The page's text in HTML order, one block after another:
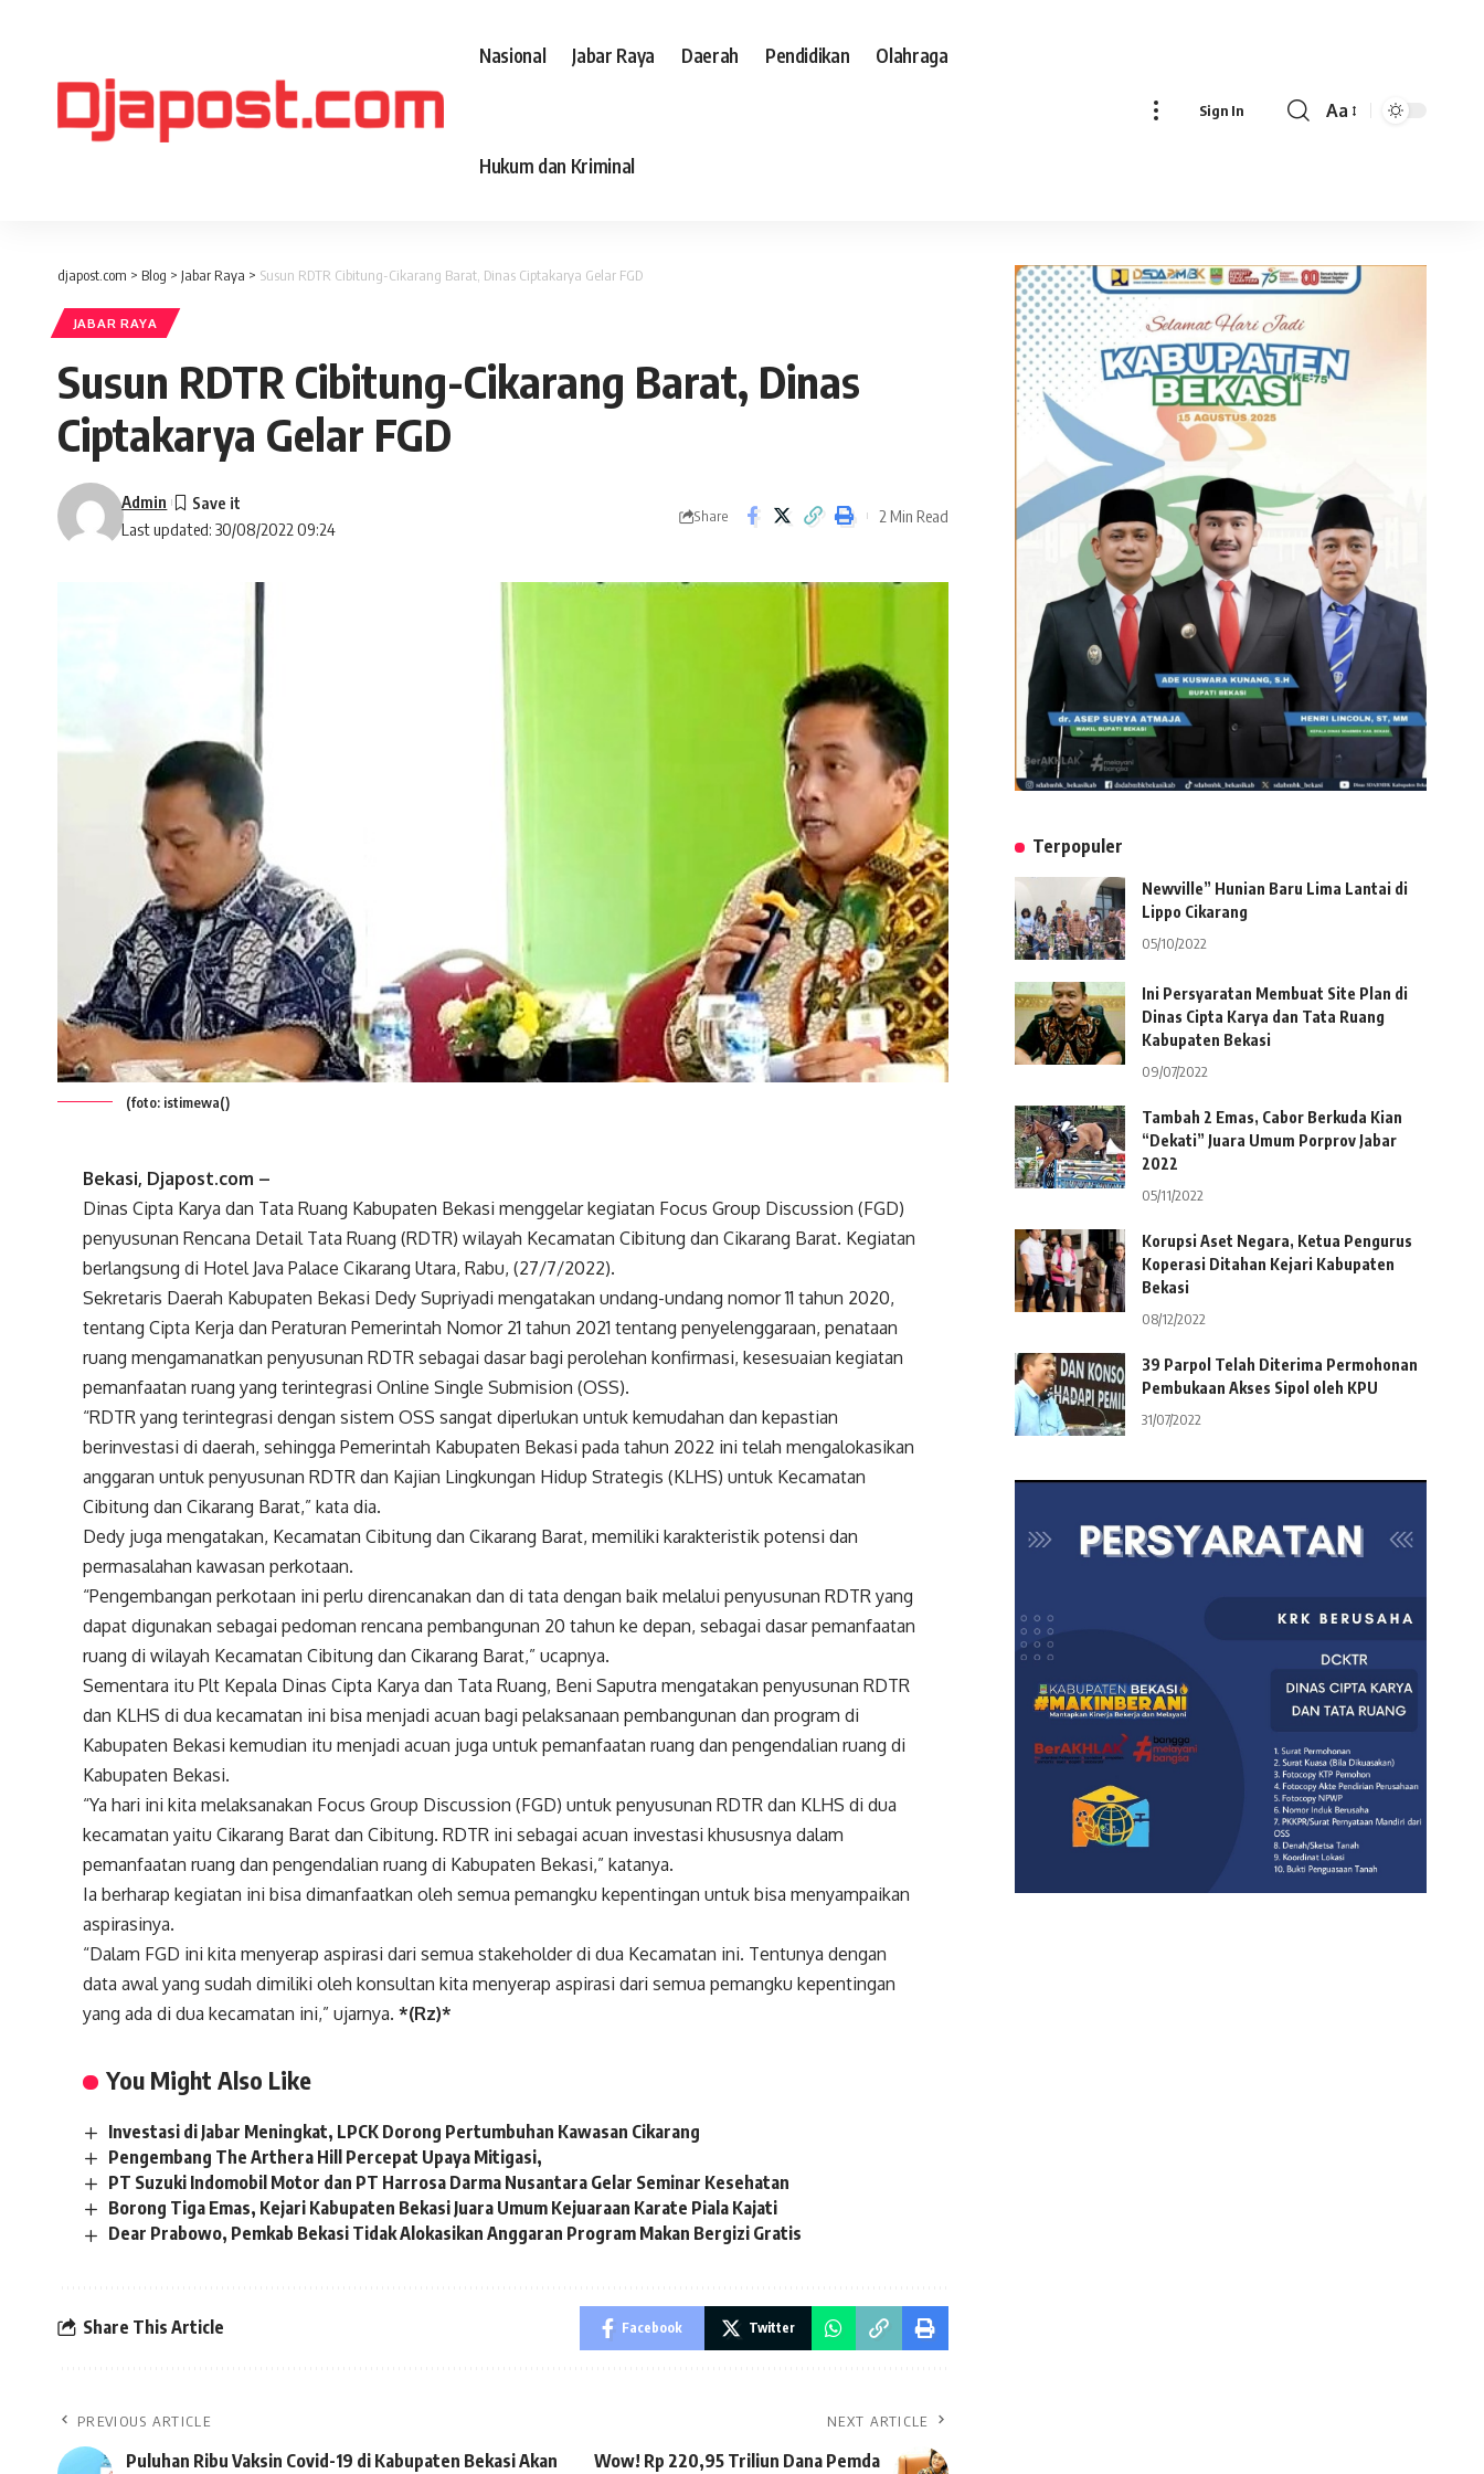
Nasional Jabar Raya Daerah Pendidikan Olahraga
Hukum dan Kriminal
Sign In
Font
Aa
djapost.com > Blog > Jabar Raya > Susun RDTR Cibitung-Cikarang Barat, Dinas Ciptakarya Gelar FGD
JABAR RAYA
Susun RDTR Cibitung-Cikarang Barat, Dinas
Ciptakarya Gelar FGD
Last updated: 30/08/2022 09:24
Admin
Share 2 Min Read
(foto: istimewa()
Bekasi, Djapost.com –
Dinas Cipta Karya dan Tata Ruang Kabupaten Bekasi menggelar kegiatan Focus Group Discussion (FGD)
penyusunan Rencana Detail Tata Ruang (RDTR) wilayah Kecamatan Cibitung dan Cikarang Barat. Kegiatan
berlangsung di Hotel Java Palace Cikarang Utara, Rabu, (27/7/2022).
Sekretaris Daerah Kabupaten Bekasi Dedy Supriyadi mengatakan undang-undang nomor 11 tahun 2020,
tentang Cipta Kerja dan Peraturan Pemerintah Nomor 21 tahun 2021 tentang penyelenggaraan, penataan
ruang mengamanatkan penyusunan RDTR sebagai dasar bagi perolehan konfirmasi, kesesuaian kegiatan
pemanfaatan ruang yang terintegrasi Online Single Submision (OSS).
“RDTR yang terintegrasi dengan sistem OSS sangat diperlukan untuk kemudahan dan kepastian
berinvestasi di daerah, sehingga Pemerintah Kabupaten Bekasi pada tahun 2022 ini telah mengalokasikan
anggaran untuk penyusunan RDTR dan Kajian Lingkungan Hidup Strategis (KLHS) untuk Kecamatan
Cibitung dan Cikarang Barat,” kata dia.
Dedy juga mengatakan, Kecamatan Cibitung dan Cikarang Barat, memiliki karakteristik potensi dan
permasalahan kawasan perkotaan.
“Pengembangan perkotaan ini perlu direncanakan dan di tata dengan baik melalui penyusunan RDTR yang
dapat digunakan sebagai pedoman rencana pembangunan 20 tahun ke depan, sebagai dasar pemanfaatan
ruang di wilayah Kecamatan Cibitung dan Cikarang Barat,” ucapnya.
Sementara itu Plt Kepala Dinas Cipta Karya dan Tata Ruang, Beni Saputra mengatakan penyusunan RDTR
dan KLHS di dua kecamatan ini bisa menjadi acuan bagi pelaksanaan pembangunan dan program di
Kabupaten Bekasi kemudian itu menjadi acuan juga untuk pemanfaatan ruang dan pengendalian ruang di
Kabupaten Bekasi.
“Ya hari ini kita melaksanakan Focus Group Discussion (FGD) untuk penyusunan RDTR dan KLHS di dua
kecamatan yaitu Cikarang Barat dan Cibitung. RDTR ini sebagai acuan investasi khususnya dalam
pemanfaatan ruang dan pengendalian ruang di Kabupaten Bekasi,” katanya.
Ia berharap kegiatan ini bisa dimanfaatkan oleh semua pemangku kepentingan untuk bisa menyampaikan
aspirasinya.
“Dalam FGD ini kita menyerap aspirasi dari semua stakeholder di dua Kecamatan ini. Tentunya dengan
data awal yang sudah dimiliki oleh konsultan kita menyerap aspirasi dari semua pemangku kepentingan
yang ada di dua kecamatan ini,” ujarnya.*(Rz)*
You Might Also Like
Investasi di Jabar Meningkat, LPCK Dorong Pertumbuhan Kawasan Cikarang
Pengembang The Arthera Hill Percepat Upaya Mitigasi,
PT Suzuki Indomobil Motor dan PT Harrosa Darma Nusantara Gelar Seminar Kesehatan
Borong Tiga Emas, Kejari Kabupaten Bekasi Juara Umum Kejuaraan Karate Piala Kajati
Dear Prabowo, Pemkab Bekasi Tidak Alokasikan Anggaran Program Makan Bergizi Gratis
Share This Article Facebook Twitter
PREVIOUS ARTICLE
Puluhan Ribu Vaksin Covid-19 di Kabupaten Bekasi Akan
NEXT ARTICLE
Wow! Rp 220,95 Triliun Dana Pemda
Terpopuler
Newville” Hunian Baru Lima Lantai di
Lippo Cikarang
05/10/2022
Ini Persyaratan Membuat Site Plan di
Dinas Cipta Karya dan Tata Ruang
Kabupaten Bekasi
09/07/2022
Tambah 2 Emas, Cabor Berkuda Kian
“Dekati” Juara Umum Porprov Jabar
2022
05/11/2022
Korupsi Aset Negara, Ketua Pengurus
Koperasi Ditahan Kejari Kabupaten
Bekasi
08/12/2022
39 Parpol Telah Diterima Permohonan
Pembukaan Akses Sipol oleh KPU
31/07/2022